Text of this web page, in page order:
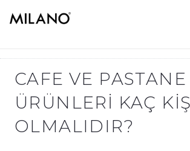
CAFE VE PASTANE
ÜRÜNLERI KAÇ
OLMALIDIR?